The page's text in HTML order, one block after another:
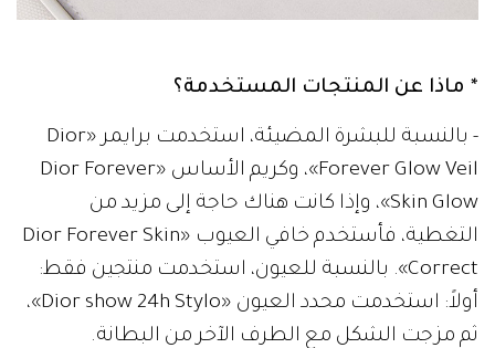
* ماذا عن المنتجات المستخدمة؟
- بالنسبة للبشرة المضيئة، استخدمت برايمر «Dior
Forever Glow Veil»، وكريم الأساس «Dior Forever
Skin Glow»، وإذا كانت هناك حاجة إلى مزيد من
التغطية، فأستخدم خافي العيوب «Dior Forever Skin
Correct». بالنسبة للعيون، استخدمت منتجين فقط:
أولاً: استخدمت محدد العيون «Dior show 24h Stylo»،
ثم مزجت الشكل مع الطرف الآخر من البطانة.